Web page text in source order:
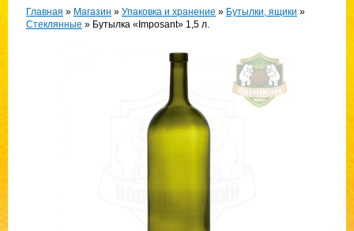
Главная » Магазин » Упаковка и хранение » Бутылки, ящики »
Стеклянные » Бутылка «Imposant» 1,5 л.